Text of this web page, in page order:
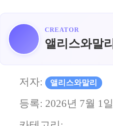
CREATOR
앨리스와말리
저자: 앨리스와말리
등록: 2026년 7월 1